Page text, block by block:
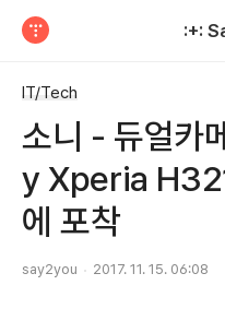
:+:
IT/Tech
소니 - 듀얼카
y Xperia
에 포착
say2you 2017. 11. 15. 06:08